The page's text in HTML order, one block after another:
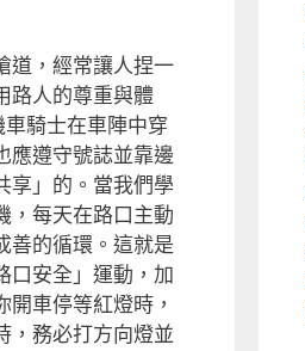
道，經常讓人捏一
路人的尊重與體
騎士在車陣中穿
應遵守號誌並靠邊
享」的。當我們學
，每天在路口主動
善的循環。這就是
安全」運動，加
車停等紅燈時，
，務必打方向燈並